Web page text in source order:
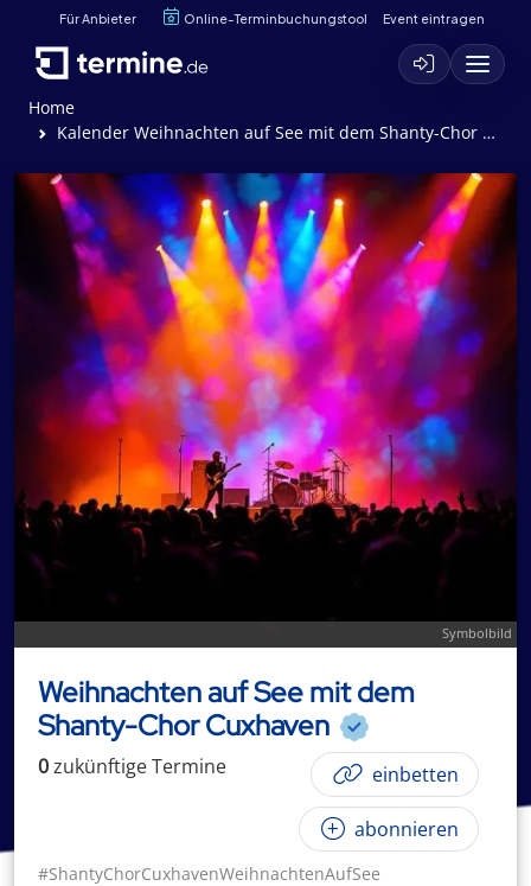
Für Anbieter Online-Terminbuchungstool Event eintragen
Home
Kalender Weihnachten auf See mit dem Shanty-Chor Cuxhaven
Symbolbild
Weihnachten auf See mit dem
Shanty-Chor Cuxhaven
0zukünftigeTermine einbetten
abonnieren
#ShantyChorCuxhavenWeihnachtenAufSee